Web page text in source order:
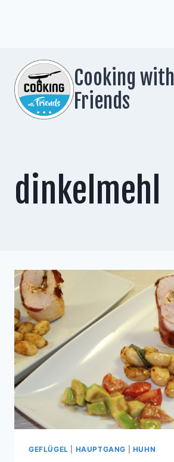
Cooking with
Friends
dinkelmehl
GEFLÜGEL HAUPTGANG HUHN